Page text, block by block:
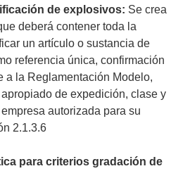
de explosivos: Se crea
deberá contener toda la
un artículo o sustancia de
referencia única, confirmación
a la Reglamentación Modelo,
de expedición, clase y
autorizada para su
2.1.3.6
para criterios gradación de